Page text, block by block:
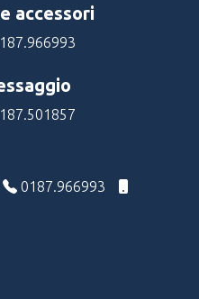
accessori
0187.966993